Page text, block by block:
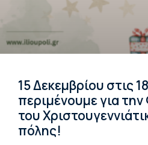
15 Δεκεμβρίου στις
περιμένουμε για
του
πόλης!